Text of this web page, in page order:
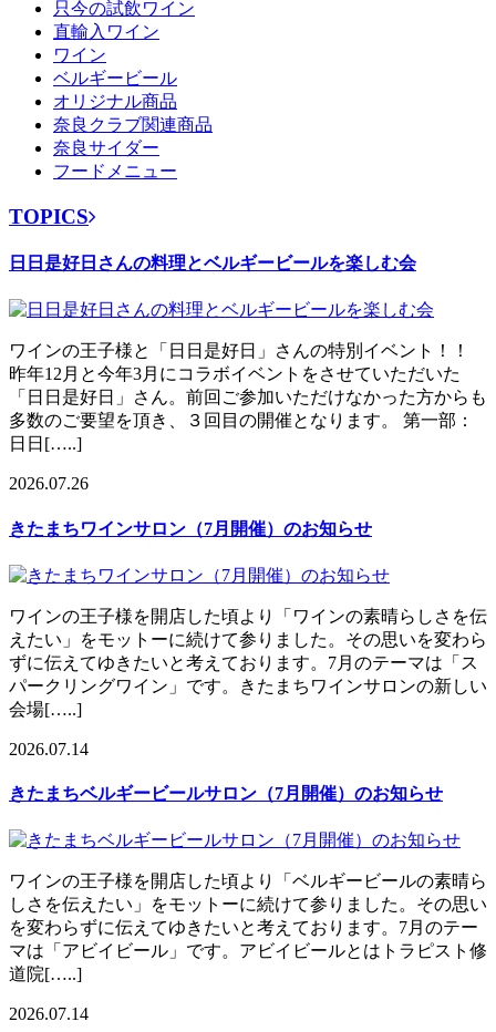
只今の試飲ワイン
直輸入ワイン
ワイン
ベルギービール
オリジナル商品
奈良クラブ関連商品
奈良サイダー
フードメニュー
TOPICS
日日是好日さんの料理とベルギービールを楽しむ会
ワインの王子様と「日日是好日」さんの特別イベント！！
昨年12月と今年3月にコラボイベントをさせていただいた
「日日是好日」さん。前回ご参加いただけなかった方からも
多数のご要望を頂き、３回目の開催となります。 第一部：
日日[…..]
2026.07.26
きたまちワインサロン（7月開催）のお知らせ
ワインの王子様を開店した頃より「ワインの素晴らしさを伝
えたい」をモットーに続けて参りました。その思いを変わら
ずに伝えてゆきたいと考えております。7月のテーマは「ス
パークリングワイン」です。きたまちワインサロンの新しい
会場[…..]
2026.07.14
きたまちベルギービールサロン（7月開催）のお知らせ
ワインの王子様を開店した頃より「ベルギービールの素晴ら
しさを伝えたい」をモットーに続けて参りました。その思い
を変わらずに伝えてゆきたいと考えております。7月のテー
マは「アビイビール」です。アビイビールとはトラピスト修
道院[…..]
2026.07.14